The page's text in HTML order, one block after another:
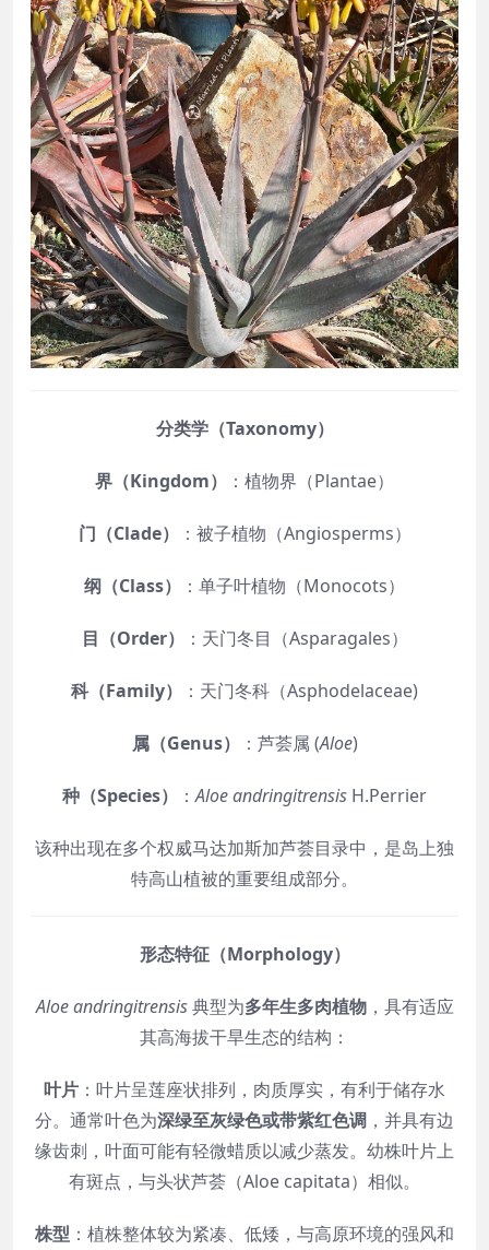
分类学（Taxonomy）
界（Kingdom） ：植物界（Plantae）
门（Clade） ：被子植物（Angiosperms）
纲（Class） ：单子叶植物（Monocots）
目（Order） ：天门冬目（Asparagales）
科（Family） ：天门冬科（Asphodelaceae)
属（Genus） ：芦荟属 (Aloe)
种（Species） ：Aloe andringitrensis H.Perrier
该种出现在多个权威马达加斯加芦荟目录中，是岛上独
特高山植被的重要组成部分。
形态特征（Morphology）
Aloe andringitrensis典型为多年生多肉植物，具有适应
其高海拔干旱生态的结构：
叶片 ：叶片呈莲座状排列，肉质厚实，有利于储存水
分。通常叶色为深绿至灰绿色或带紫红色调 ，并具有边
缘齿刺，叶面可能有轻微蜡质以减少蒸发。幼株叶片上
有斑点，与头状芦荟（Aloe capitata）相似。
株型 ：植株整体较为紧凑、低矮，与高原环境的强风和